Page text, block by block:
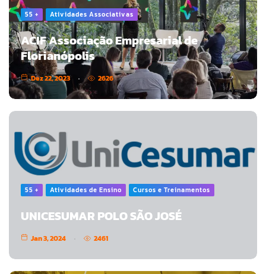
55 + Atividades Associativas
ACIF Associação Empresarial de
Florianópolis
Dez 22, 2023 2626
55 + Atividades de Ensino Cursos e Treinamentos
UNICESUMAR POLO SÃO JOSÉ
Jan 3, 2024 2461